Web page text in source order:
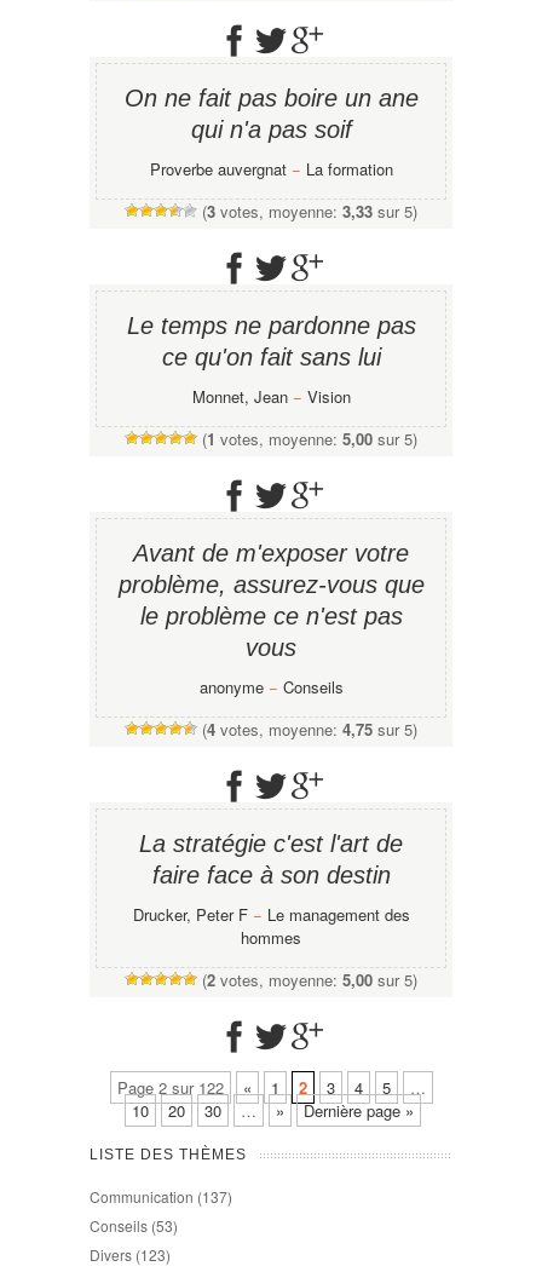
On ne fait pas boire un ane
qui n'a pas soif
Proverbe auvergnat− La formation
(3 votes, moyenne: 3,33 sur 5)
Le temps ne pardonne pas
ce qu'on fait sans lui
Monnet, Jean− Vision
(1 votes, moyenne: 5,00 sur 5)
Avant de m'exposer votre
problème, assurez-vous que
le problème ce n'est pas
vous
anonyme− Conseils
(4 votes, moyenne: 4,75 sur 5)
La stratégie c'est l'art de
faire face à son destin
Drucker, Peter F− Le management des
hommes
(2 votes, moyenne: 5,00 sur 5)
Page 2 sur 122 « 1 2 3 4 5
…
10
20 30 … » Dernière page »
LISTE DES THÈMES
Communication (137)
Conseils (53)
Divers (123)